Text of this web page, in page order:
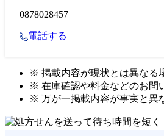
0878028457
電話する
※ 掲載内容が現状とは異なる
※ 在庫確認や料金などのお問
※ 万が一掲載内容が事実と異